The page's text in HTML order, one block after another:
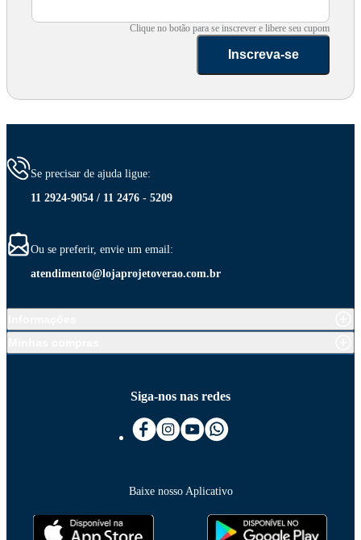
Clique no botão para se inscrever e libere seu cupom
Inscreva-se
Se precisar de ajuda ligue:
11 2924-9054 / 11 2476 - 5209
Ou se preferir, envie um email:
atendimento@lojaprojetoverao.com.br
Siga-nos nas redes
Baixe nosso Aplicativo